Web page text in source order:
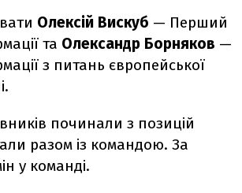
Олексій Вискуб — Перший
та Олександр Борняков —
з питань європейської
починали з позицій
разом із командою. За
у команді.